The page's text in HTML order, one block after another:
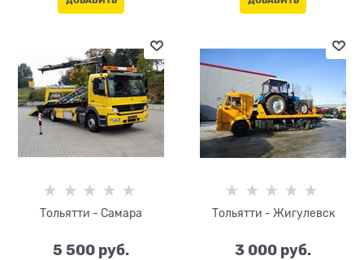
Тольятти - Самара
5 500 руб.
Тольятти - Жигулевск
3 000 руб.